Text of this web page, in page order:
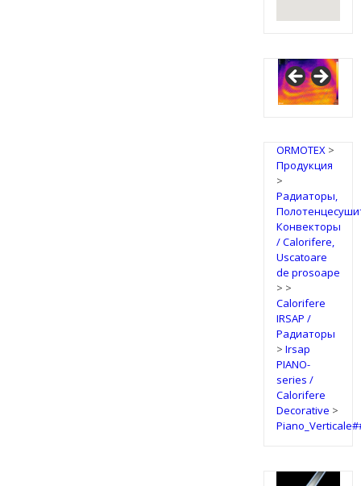
ORMOTEX>
Продукция
>
Радиаторы,
Конвекторы
/ Calorifere,
Uscatoare
de prosoape
> >
Calorifere
IRSAP /
Радиаторы
> Irsap
PIANO-
series /
Calorifere
Decorative >